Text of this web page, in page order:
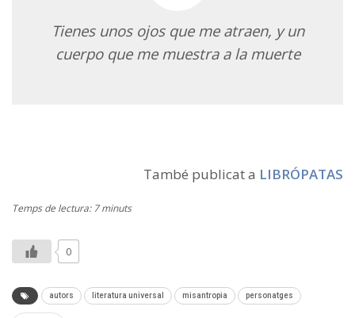
Tienes unos ojos que me atraen, y un
cuerpo que me muestra a la muerte
També publicat a LIBRÓPATAS
Temps de lectura: 7 minuts
0
autors literatura universal misantropia personatges